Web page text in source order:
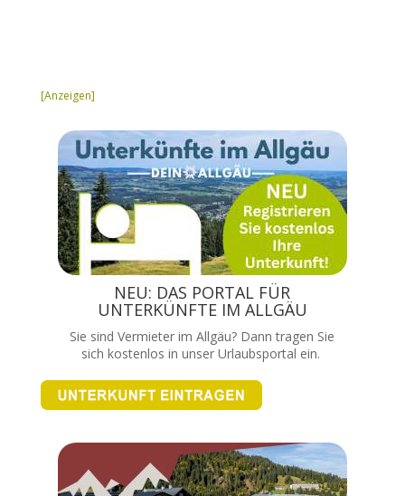
[Anzeigen]
NEU: DAS PORTAL FÜR
UNTERKÜNFTE IM ALLGÄU
Sie sind Vermieter im Allgäu? Dann tragen Sie
sich kostenlos in unser Urlaubsportal ein.